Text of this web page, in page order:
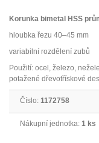
Korunka bimetal HSS
hloubka řezu 40–45 mm
variabilní rozdělení zubů
Použití: ocel, železo,
potažené dřevotřískové
Číslo: 1172758
Nákupní jednotka: 1 ks